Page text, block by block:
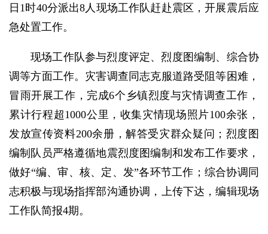
日1时40分派出8人现场工作队赶赴震区，开展震后应
急处置工作。
现场工作队参与烈度评定、烈度图编制、综合协
调等方面工作。灾害调查同志克服道路受阻等困难，
冒雨开展工作，完成6个乡镇烈度与灾情调查工作，
累计行程超1000公里，收集灾情现场照片100余张，
发放宣传资料200余册，解答受灾群众疑问；烈度图
编制队员严格遵循地震烈度图编制和发布工作要求，
做好“编、审、核、定、发”各环节工作；综合协调同
志积极与现场指挥部沟通协调，上传下达，编辑现场
工作队简报4期。